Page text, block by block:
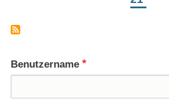
Benutzername